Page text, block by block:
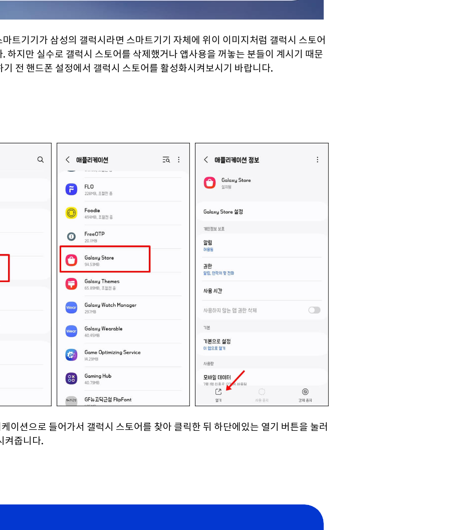
트기기가 삼성의 갤럭시라면 스마트기기 자체에 위이 이미지처럼 갤럭시 스토어
하지만 실수로 갤럭시 스토어를 삭제했거나 앱사용을 꺼놓는 분들이 계시기 때문
전 핸드폰 설정에서 갤럭시 스토어를 활성화시켜보시기 바랍니다.
이션으로 들어가서 갤럭시 스토어를 찾아 클릭한 뒤 하단에있는 열기 버튼을 눌러
켜줍니다.